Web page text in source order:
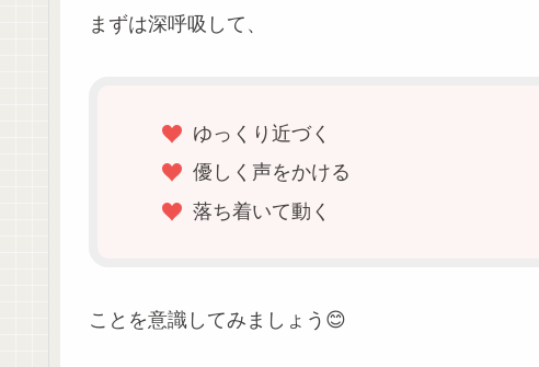
まずは深呼吸して、
ゆっくり近づく
優しく声をかける
落ち着いて動く
ことを意識してみましょう😊